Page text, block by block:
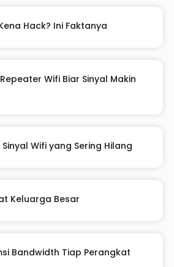
Hack? Ini Faktanya
Wifi Biar Sinyal Makin
Wifi yang Sering Hilang
Keluarga Besar
Bandwidth Tiap Perangkat